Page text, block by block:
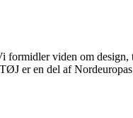
formidler viden om
er en del af